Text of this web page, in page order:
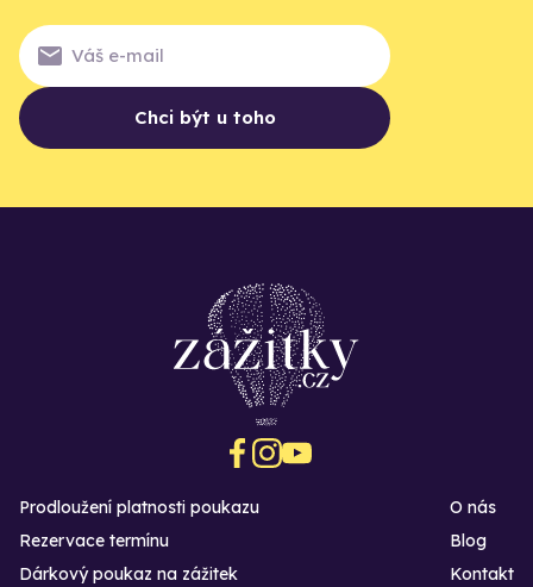
Chci být u toho
Prodloužení platnosti poukazu
Rezervace termínu
Dárkový poukaz na zážitek
O nás
Blog
Kontakt